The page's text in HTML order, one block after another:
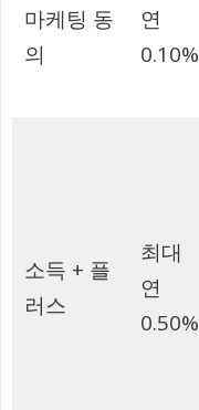
마케팅 동
의
연
0.10%
소득 + 플
러스
최대
연
0.50%